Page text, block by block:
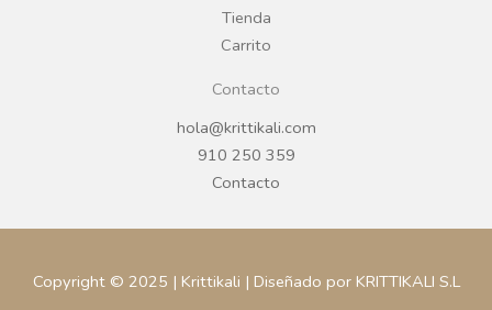
Tienda
Carrito
Contacto
hola@krittikali.com
910 250 359
Contacto
Copyright © 2025 | Krittikali | Diseñado por KRITTIKALI S.L